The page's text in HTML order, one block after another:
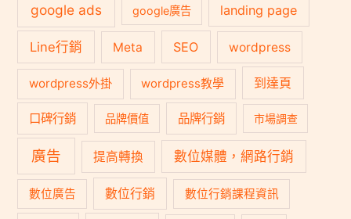
google ads google廣告 landing page
Line行銷 Meta SEO wordpress
wordpress外掛 wordpress教學 到達頁
口碑行銷 品牌價值 品牌行銷 市場調查
廣告 提高轉換 數位媒體，網路行銷
數位廣告 數位行銷 數位行銷課程資訊